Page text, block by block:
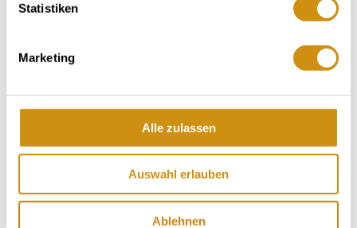
Statistiken
Marketing
Alle zulassen
Auswahl erlauben
Ablehnen
Schutzhütte GAGA